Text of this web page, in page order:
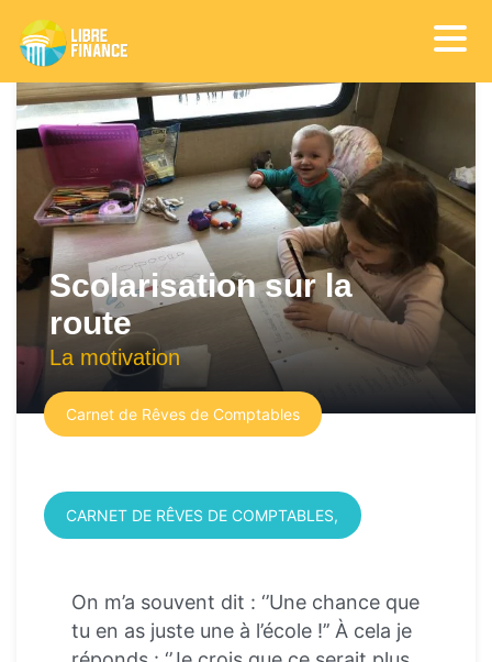
Scolarisation sur la
route
La motivation
Carnet de Rêves de Comptables
CARNET DE RÊVES DE COMPTABLES
On m’a souvent dit : ‘’Une chance que
tu en as juste une à l’école !’’ À cela je